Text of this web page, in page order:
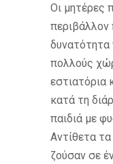
Οι μητέρες
δυνατότητα
πολλούς
εστιατόρια
κατά τη
παιδιά με
Αντίθετα
ζούσαν σε